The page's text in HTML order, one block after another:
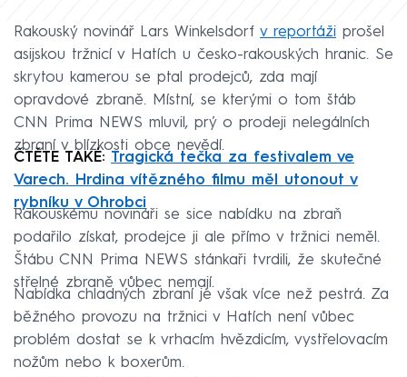
Rakouský novinář Lars Winkelsdorf v reportáži prošel
asijskou tržnicí v Hatích u česko-rakouských hranic. Se
skrytou kamerou se ptal prodejců, zda mají
opravdové zbraně. Místní, se kterými o tom štáb
CNN Prima NEWS mluvil, prý o prodeji nelegálních
zbraní v blízkosti obce nevědí.
ČTĚTE TAKÉ: Tragická tečka za festivalem ve
Varech. Hrdina vítězného filmu měl utonout v
rybníku v Ohrobci
Rakouskému novináři se sice nabídku na zbraň
podařilo získat, prodejce ji ale přímo v tržnici neměl.
Štábu CNN Prima NEWS stánkaři tvrdili, že skutečné
střelné zbraně vůbec nemají.
Nabídka chladných zbraní je však více než pestrá. Za
běžného provozu na tržnici v Hatích není vůbec
problém dostat se k vrhacím hvězdicím, vystřelovacím
nožům nebo k boxerům.